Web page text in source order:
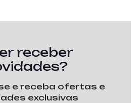
receber
e receba ofertas e
exclusivas